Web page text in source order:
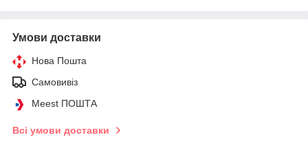
Умови доставки
Нова Пошта
Самовивіз
Meest ПОШТА
Всі умови доставки